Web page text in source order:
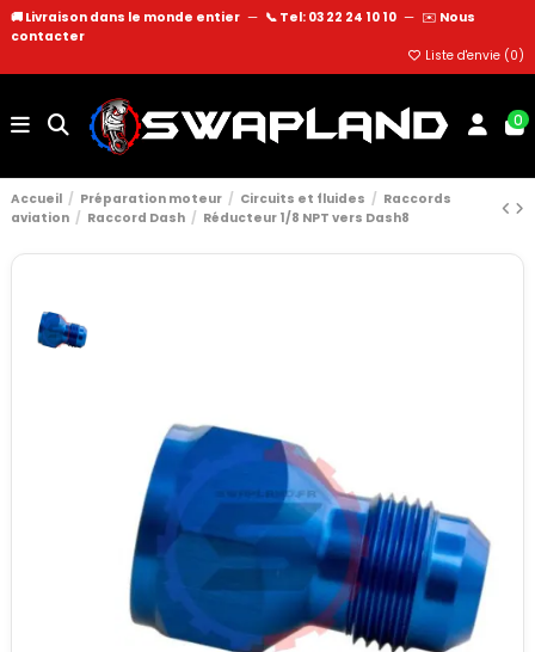
🚚 Livraison dans le monde entier — 📞 Tel: 03 22 24 10 10 — ✉️ Nous
contacter
Liste d'envie (0)
0
Accueil Préparation moteur Circuits et fluides
Raccords
aviation
Raccord Dash Réducteur 1/8 NPT vers Dash8